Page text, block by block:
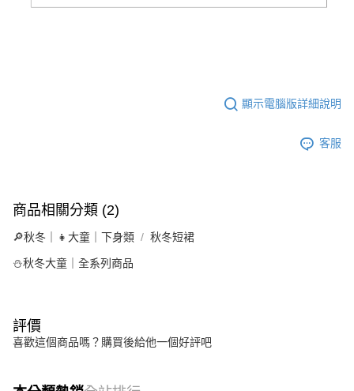
顯示電腦版詳細說明
客服
商品相關分類 (2)
🔎秋冬｜👧大童｜下身類 秋冬短裙
⛄秋冬大童｜全系列商品
評價
喜歡這個商品嗎？購買後給他一個好評吧